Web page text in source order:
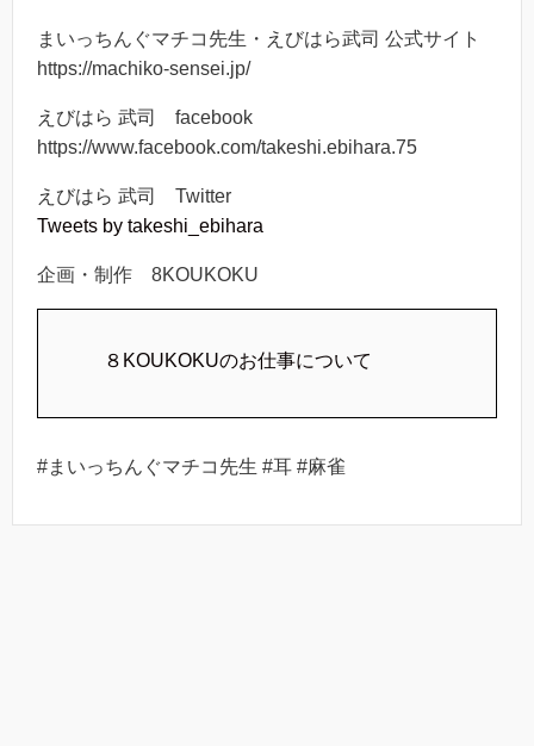
まいっちんぐマチコ先生・えびはら武司 公式サイト
https://machiko-sensei.jp/
えびはら 武司 facebook
https://www.facebook.com/takeshi.ebihara.75
えびはら 武司 Twitter
Tweets by takeshi_ebihara
企画・制作 8KOUKOKU
８KOUKOKUのお仕事について
#まいっちんぐマチコ先生 #耳 #麻雀